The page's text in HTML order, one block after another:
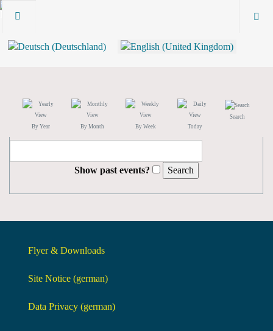
By Year By Month By Week Today
Search
Show past events?
Flyer & Downloads
Site Notice (german)
Data Privacy (german)